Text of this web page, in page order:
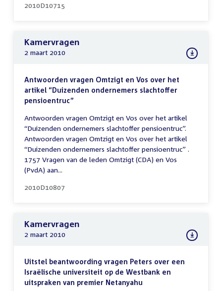
2010D10715
Kamervragen
2 maart 2010
Antwoorden vragen Omtzigt en Vos over het
artikel “Duizenden ondernemers slachtoffer
pensioentruc”
Antwoorden vragen Omtzigt en Vos over het artikel
“Duizenden ondernemers slachtoffer pensioentruc”.
Antwoorden vragen Omtzigt en Vos over het artikel
“Duizenden ondernemers slachtoffer pensioentruc” .
1757 Vragen van de leden Omtzigt (CDA) en Vos
(PvdA) aan...
2010D10807
Kamervragen
2 maart 2010
Uitstel beantwoording vragen Peters over een
Israëlische universiteit op de Westbank en
uitspraken van premier Netanyahu